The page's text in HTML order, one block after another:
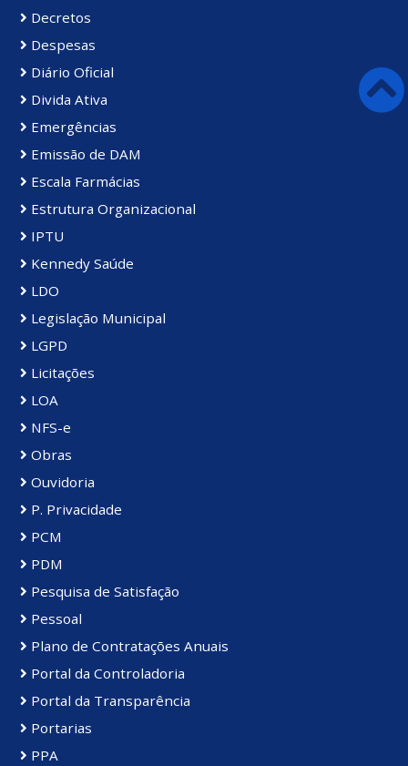
Decretos
Despesas
Diário Oficial
Divida Ativa
Emergências
Emissão de DAM
Escala Farmácias
Estrutura Organizacional
IPTU
Kennedy Saúde
LDO
Legislação Municipal
LGPD
Licitações
LOA
NFS-e
Obras
Ouvidoria
P. Privacidade
PCM
PDM
Pesquisa de Satisfação
Pessoal
Plano de Contratações Anuais
Portal da Controladoria
Portal da Transparência
Portarias
PPA